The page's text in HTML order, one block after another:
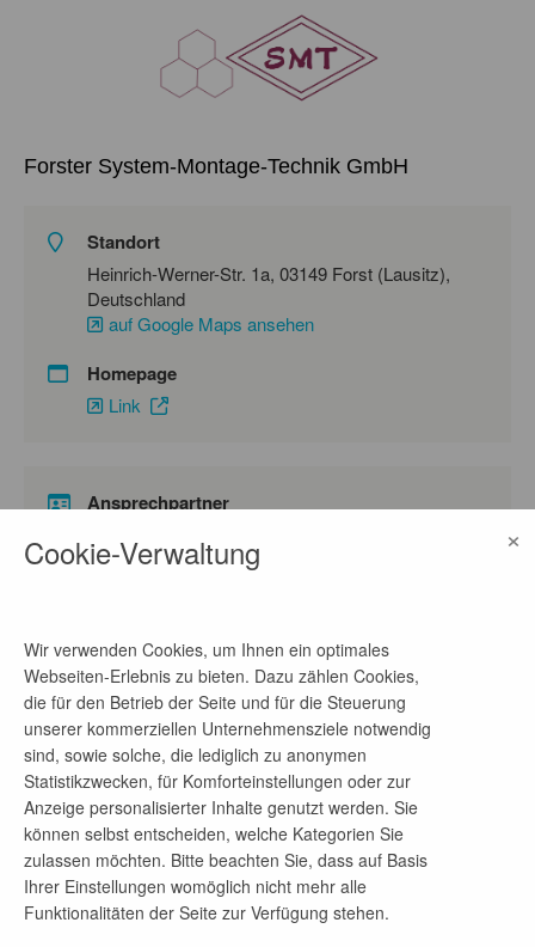
Forster System-Montage-Technik GmbH
Standort
Heinrich-Werner-Str. 1a, 03149 Forst (Lausitz),
Deutschland
auf Google Maps ansehen
Homepage
Link
Ansprechpartner
E-Mail-Adresse
m.plettig@smt-forst.de
Firmenprofil
Die Forster System-Montage-Technik GmbH
(SMT) ist ein wachsender, mittelständischer
Produzent und Anbieter von leichten, robusten und
feuerfesten Faserverbundlösungen. Die
Cookie-Verwaltung ×
Wir verwenden Cookies, um Ihnen ein optimales
Webseiten-Erlebnis zu bieten. Dazu zählen Cookies,
die für den Betrieb der Seite und für die Steuerung
unserer kommerziellen Unternehmensziele notwendig
sind, sowie solche, die lediglich zu anonymen
Statistikzwecken, für Komforteinstellungen oder zur
Anzeige personalisierter Inhalte genutzt werden. Sie
können selbst entscheiden, welche Kategorien Sie
zulassen möchten. Bitte beachten Sie, dass auf Basis
Ihrer Einstellungen womöglich nicht mehr alle
Funktionalitäten der Seite zur Verfügung stehen.